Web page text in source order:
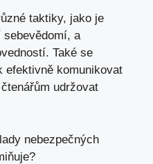
taktiky, jako je
a
Také se
efektivně komunikovat
udržovat
nebezpečných